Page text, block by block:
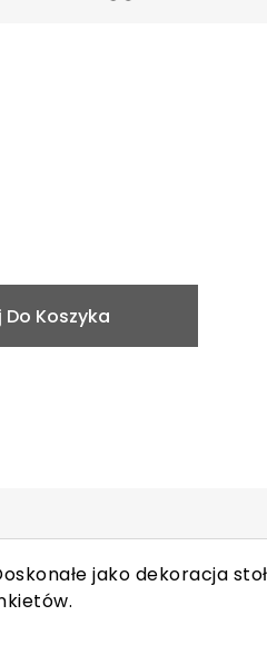
Koszyka
jako dekoracja